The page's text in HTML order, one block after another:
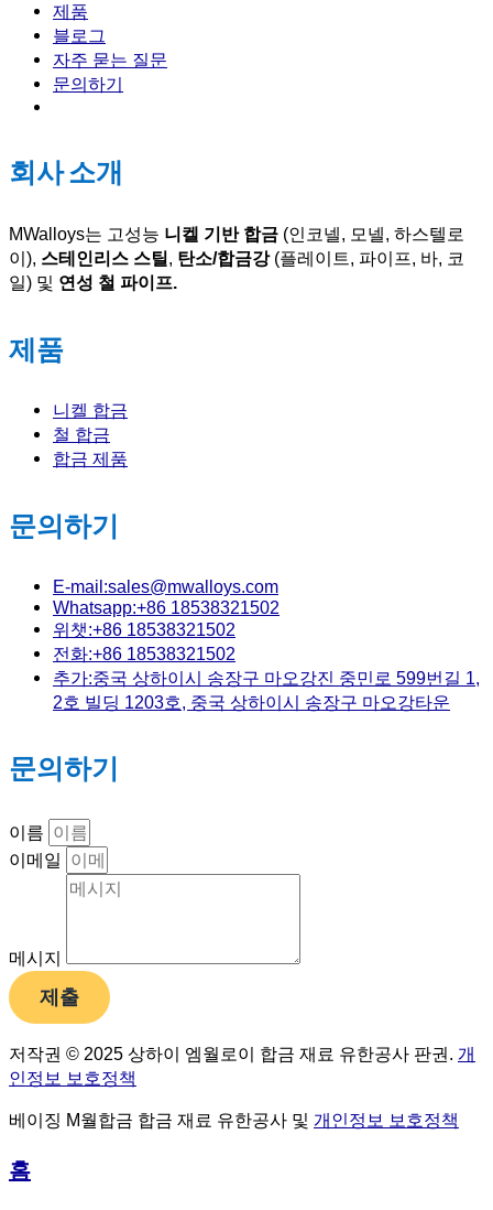
제품
블로그
자주 묻는 질문
문의하기
회사 소개
MWalloys는 고성능 니켈 기반 합금 (인코넬, 모넬, 하스텔로
이), 스테인리스 스틸, 탄소/합금강(플레이트, 파이프, 바, 코
일) 및 연성 철 파이프.
제품
니켈 합금
철 합금
합금 제품
문의하기
E-mail:sales@mwalloys.com
Whatsapp:+86 18538321502
위챗:+86 18538321502
전화:+86 18538321502
추가:중국 상하이시 송장구 마오강진 중민로 599번길 1,
2호 빌딩 1203호, 중국 상하이시 송장구 마오강타운
문의하기
이름
이메일
메시지
제출
저작권 © 2025 상하이 엠월로이 합금 재료 유한공사 판권. 개
인정보 보호정책
베이징 M월합금 합금 재료 유한공사 및 개인정보 보호정책
홈